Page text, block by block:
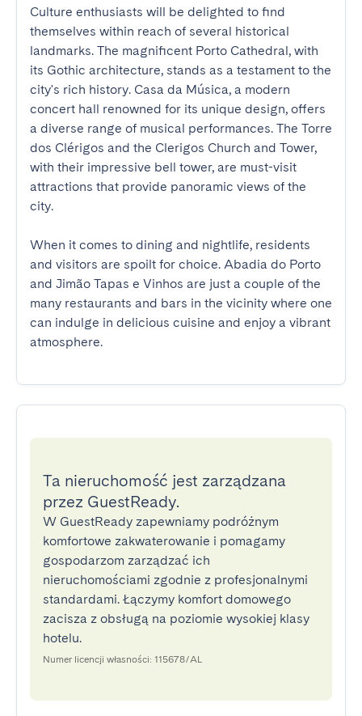
Culture enthusiasts will be delighted to find
themselves within reach of several historical
landmarks. The magnificent Porto Cathedral, with
its Gothic architecture, stands as a testament to the
city's rich history. Casa da Música, a modern
concert hall renowned for its unique design, offers
a diverse range of musical performances. The Torre
dos Clérigos and the Clerigos Church and Tower,
with their impressive bell tower, are must-visit
attractions that provide panoramic views of the
city.
When it comes to dining and nightlife, residents
and visitors are spoilt for choice. Abadia do Porto
and Jimão Tapas e Vinhos are just a couple of the
many restaurants and bars in the vicinity where one
can indulge in delicious cuisine and enjoy a vibrant
atmosphere.
Ta nieruchomość jest zarządzana
przez GuestReady.
W GuestReady zapewniamy podróżnym
komfortowe zakwaterowanie i pomagamy
gospodarzom zarządzać ich
nieruchomościami zgodnie z profesjonalnymi
standardami. Łączymy komfort domowego
zacisza z obsługą na poziomie wysokiej klasy
hotelu.
Numer licencji własności: 115678/AL